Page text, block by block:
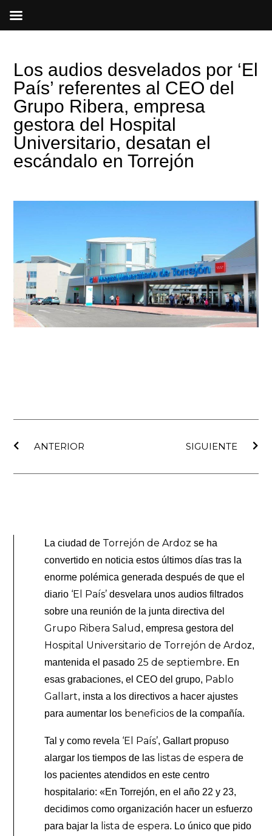
Los audios desvelados por ‘El
País’ referentes al CEO del
Grupo Ribera, empresa
gestora del Hospital
Universitario, desatan el
escándalo en Torrejón
ANTERIOR
SIGUIENTE
La ciudad de Torrejón de Ardoz se ha
convertido en noticia estos últimos días tras la
enorme polémica generada después de que el
diario ‘El País’ desvelara unos audios filtrados
sobre una reunión de la junta directiva del
Grupo Ribera Salud , empresa gestora del
Hospital Universitario de Torrejón de Ardoz,
mantenida el pasado 25 de septiembre. En
esas grabaciones, el CEO del grupo, Pablo
Gallart, insta a los directivos a hacer ajustes
para aumentar los beneficios de la compañía.
Tal y como revela ‘El País’, Gallart propuso
alargar los tiempos de las listas de espera de
los pacientes atendidos en este centro
hospitalario: «En Torrejón, en el año 22 y 23,
decidimos como organización hacer un esfuerzo
para bajar la lista de espera. Lo único que pido